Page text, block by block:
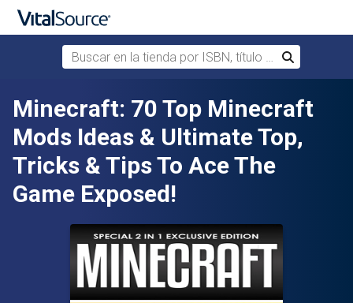
Saltar al contenido principal
Buscar en la tienda por ISBN, título o autor
Buscar
Minecraft: 70 Top Minecraft
Mods Ideas & Ultimate Top,
Tricks & Tips To Ace The
Game Exposed!